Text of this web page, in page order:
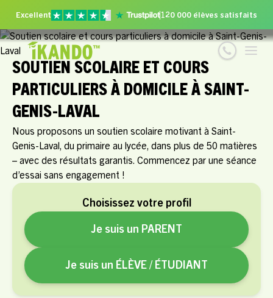
Excellent 120 000 élèves satisfaits
SOUTIEN SCOLAIRE ET COURS
PARTICULIERS À DOMICILE À SAINT-
GENIS-LAVAL
Nous proposons un soutien scolaire motivant à Saint-
Genis-Laval, du primaire au lycée, dans plus de 50 matières
– avec des résultats garantis. Commencez par une séance
d’essai sans engagement !
Choisissez votre profil
Je suis un PARENT
Je suis un ÉLÈVE / ÉTUDIANT